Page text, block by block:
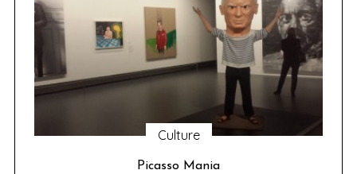
Culture
Picasso Mania